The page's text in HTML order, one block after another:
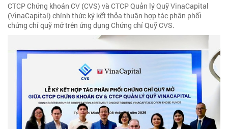
CTCP Chứng khoán CV (CVS) và CTCP Quản lý Quỹ VinaCapital
(VinaCapital) chính thức ký kết thỏa thuận hợp tác phân phối
chứng chỉ quỹ mở trên ứng dụng Chứng chỉ Quỹ CVS.